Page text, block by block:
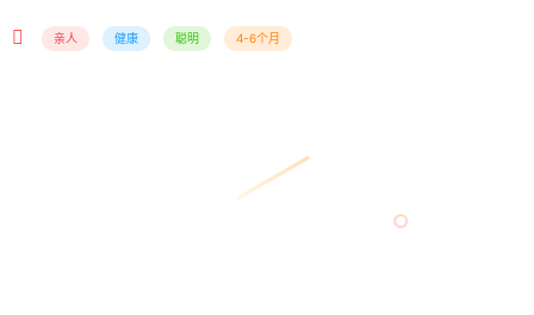
亲人 健康 聪明 4-6个月